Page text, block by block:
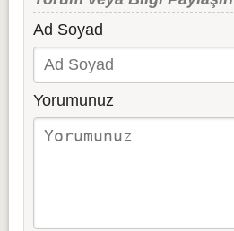
Ad Soyad
Yorumunuz